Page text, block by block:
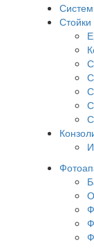
Стойки